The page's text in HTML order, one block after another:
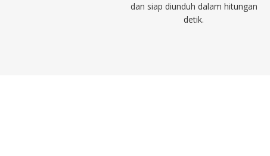
dan siap diunduh dalam hitungan
detik.